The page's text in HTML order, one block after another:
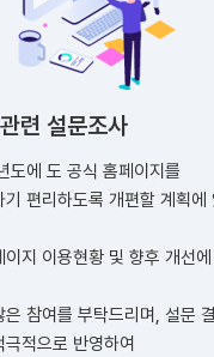
련 설문조사
도에 도 공식 홈페이지를
편리하도록 개편할 계획에
이지 이용현황 및 향후 개선
은 참여를 부탁드리며, 설문
적으로 반영하여